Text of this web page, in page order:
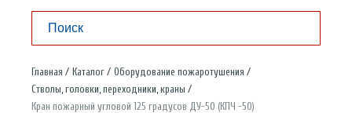
Главная Каталог
Оборудование пожаротушения
Стволы, головки, переходники, краны
Кран пожарный угловой 125 градусов ДУ-50 (КПЧ -50)